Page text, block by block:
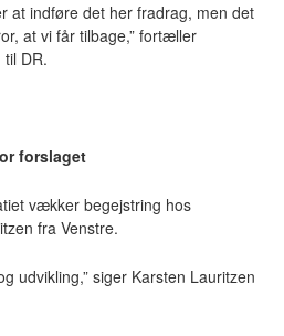
at indføre det her fradrag, men det
at vi får tilbage,” fortæller
DR.
forslaget
vækker begejstring hos
fra Venstre.
udvikling,” siger Karsten Lauritzen